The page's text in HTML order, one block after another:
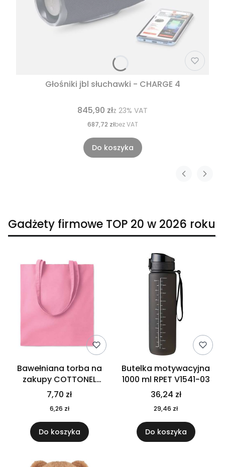
Głośniki jbl słuchawki - CHARGE 4
845,90 złz 23% VAT
687,72 złbez VAT
Do koszyka
Gadżety firmowe TOP 20 w 2026 roku
Bawełniana torba na
zakupy COTTONEL
COLOUR++ MO9846-11
7,70 zł
6,26 zł
Do koszyka
Butelka motywacyjna
1000 ml RPET V1541-03
36,24 zł
29,46 zł
Do koszyka